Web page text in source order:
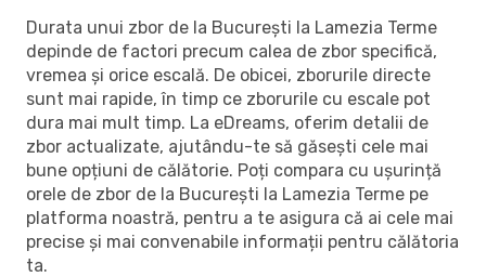
Durata unui zbor de la București la Lamezia Terme
depinde de factori precum calea de zbor specifică,
vremea și orice escală. De obicei, zborurile directe
sunt mai rapide, în timp ce zborurile cu escale pot
dura mai mult timp. La eDreams, oferim detalii de
zbor actualizate, ajutându-te să găsești cele mai
bune opțiuni de călătorie. Poți compara cu ușurință
orele de zbor de la București la Lamezia Terme pe
platforma noastră, pentru a te asigura că ai cele mai
precise și mai convenabile informații pentru călătoria
ta.